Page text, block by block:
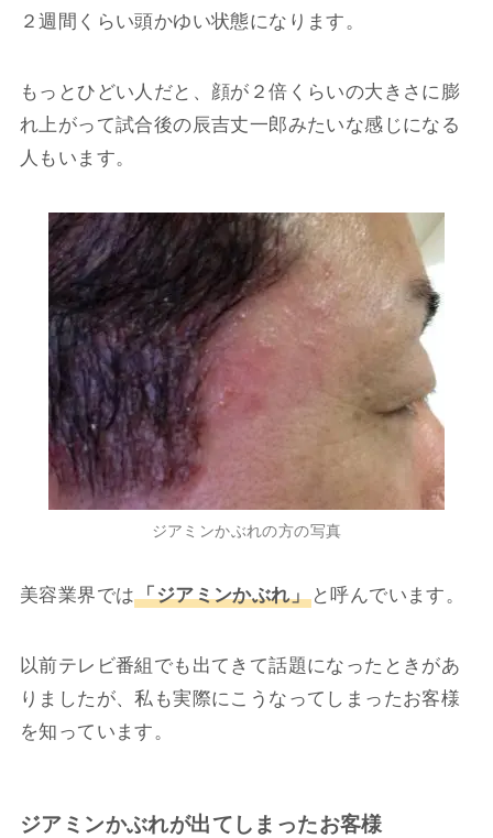
２週間くらい頭かゆい状態になります。
もっとひどい人だと、顔が２倍くらいの大きさに膨
れ上がって試合後の辰吉丈一郎みたいな感じになる
人もいます。
ジアミンかぶれの方の写真
美容業界では「ジアミンかぶれ」と呼んでいます。
以前テレビ番組でも出てきて話題になったときがあ
りましたが、私も実際にこうなってしまったお客様
を知っています。
ジアミンかぶれが出てしまったお客様